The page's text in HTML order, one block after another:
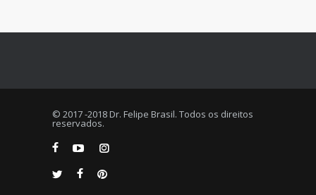
© 2017 -2018 Dr. Felipe Brasil. Todos os direitos
reservados.